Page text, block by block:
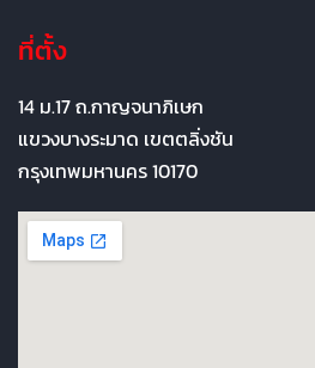
ที่ตั้ง
14 ม.17 ถ.กาญจนาภิเษก
แขวงบางระมาด เขตตลิ่งชัน
กรุงเทพมหานคร 10170